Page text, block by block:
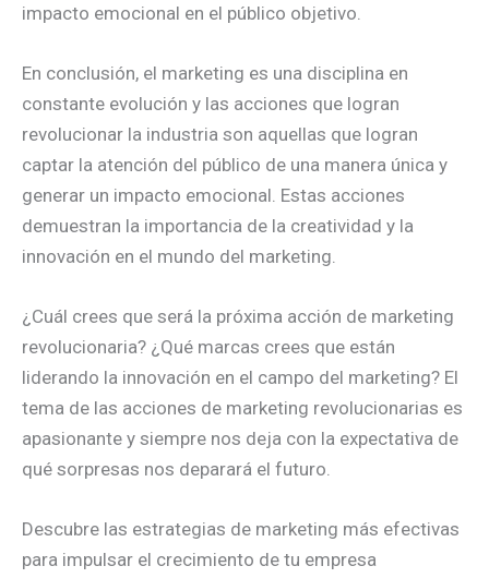
impacto emocional en el público objetivo.
En conclusión, el marketing es una disciplina en
constante evolución y las acciones que logran
revolucionar la industria son aquellas que logran
captar la atención del público de una manera única y
generar un impacto emocional. Estas acciones
demuestran la importancia de la creatividad y la
innovación en el mundo del marketing.
¿Cuál crees que será la próxima acción de marketing
revolucionaria? ¿Qué marcas crees que están
liderando la innovación en el campo del marketing? El
tema de las acciones de marketing revolucionarias es
apasionante y siempre nos deja con la expectativa de
qué sorpresas nos deparará el futuro.
Descubre las estrategias de marketing más efectivas
para impulsar el crecimiento de tu empresa